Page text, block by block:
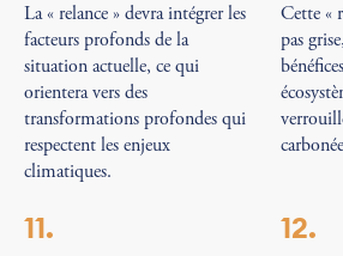
La « relance » devra intégrer les
facteurs profonds de la
situation actuelle, ce qui
orientera vers des
transformations profondes qui
respectent les enjeux
climatiques.
Cette «
pas
11. 12.